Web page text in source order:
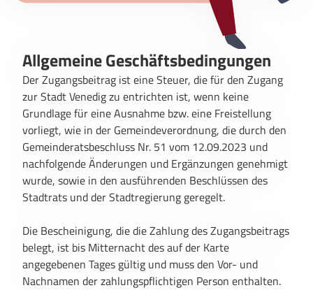
Allgemeine Geschäftsbedingungen
Der Zugangsbeitrag ist eine Steuer, die für den Zugang
zur Stadt Venedig zu entrichten ist, wenn keine
Grundlage für eine Ausnahme bzw. eine Freistellung
vorliegt, wie in der Gemeindeverordnung, die durch den
Gemeinderatsbeschluss Nr. 51 vom 12.09.2023 und
nachfolgende Änderungen und Ergänzungen genehmigt
wurde, sowie in den ausführenden Beschlüssen des
Stadtrats und der Stadtregierung geregelt.
Die Bescheinigung, die die Zahlung des Zugangsbeitrags
belegt, ist bis Mitternacht des auf der Karte
angegebenen Tages gültig und muss den Vor- und
Nachnamen der zahlungspflichtigen Person enthalten.